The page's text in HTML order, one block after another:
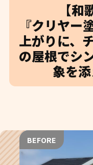
【
『クリヤー
上がりに、
の屋根でシ
象を
BEFORE